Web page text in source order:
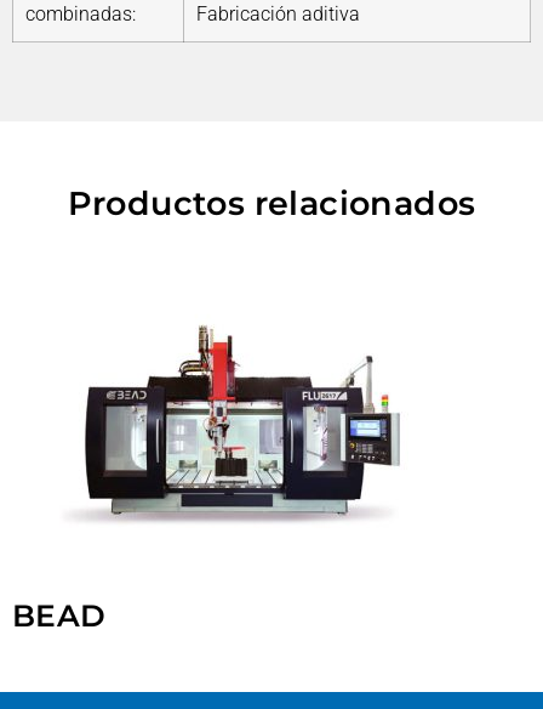
combinadas:
Fabricación aditiva
Productos relacionados
BEAD